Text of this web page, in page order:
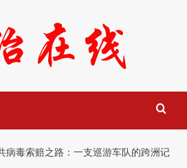
病毒索赔之路：一支巡游车队的跨洲记